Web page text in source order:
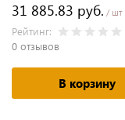
31 885.83 руб. / шт
Рейтинг:
0 отзывов
В корзину